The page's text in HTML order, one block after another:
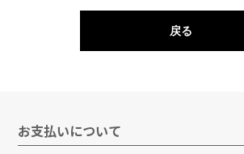
戻る
お支払いについて